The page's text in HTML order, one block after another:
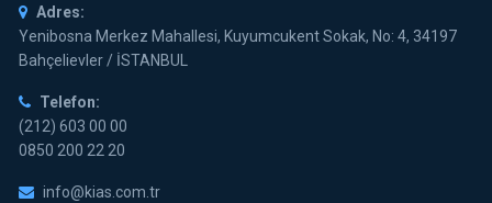
Adres:
Yenibosna Merkez Mahallesi, Kuyumcukent Sokak, No: 4, 34197
Bahçelievler / İSTANBUL
Telefon:
(212) 603 00 00
0850 200 22 20
info@kias.com.tr